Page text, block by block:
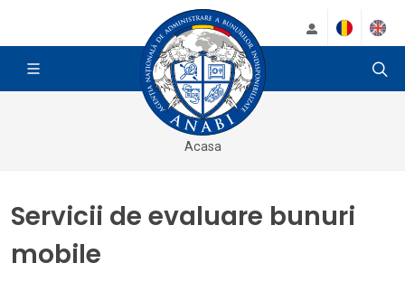
Acasa
Servicii de evaluare bunuri
mobile